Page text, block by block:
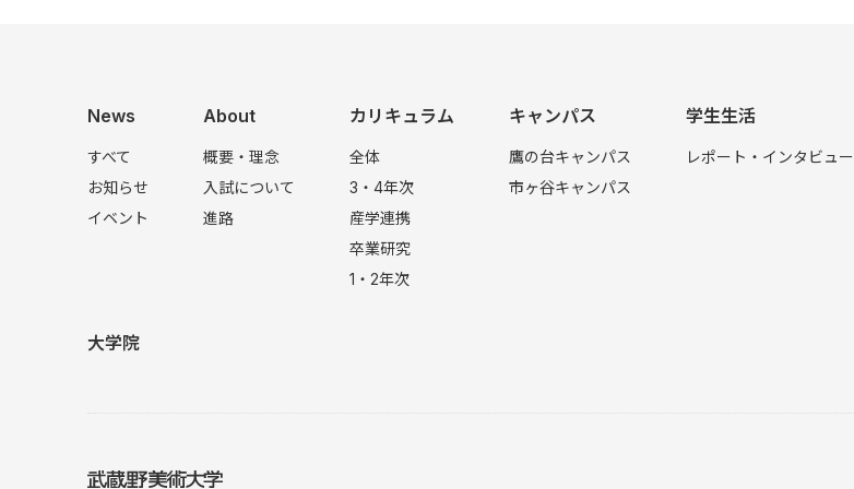
News
すべて
お知らせ
イベント
About
概要・理念
入試について
進路
カリキュラム
全体
3・4年次
産学連携
卒業研究
1・2年次
キャンパス
鷹の台キャンパス
市ヶ谷キャンパス
学生生活
レポート・インタビュー
大学院